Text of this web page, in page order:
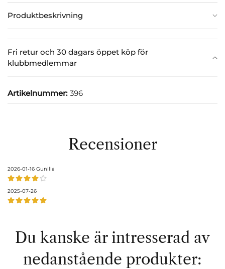
Produktbeskrivning
Fri retur och 30 dagars öppet köp för
klubbmedlemmar
Artikelnummer: 396
Recensioner
2026-01-16 Gunilla
2025-07-26
Du kanske är intresserad av
nedanstående produkter: